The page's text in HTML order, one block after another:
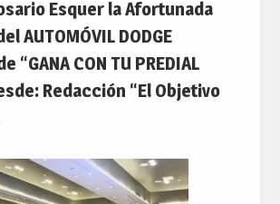
Esquer la Afortunada
AUTOMÓVIL DODGE
“GANA CON TU PREDIAL
Redacción “El Objetivo